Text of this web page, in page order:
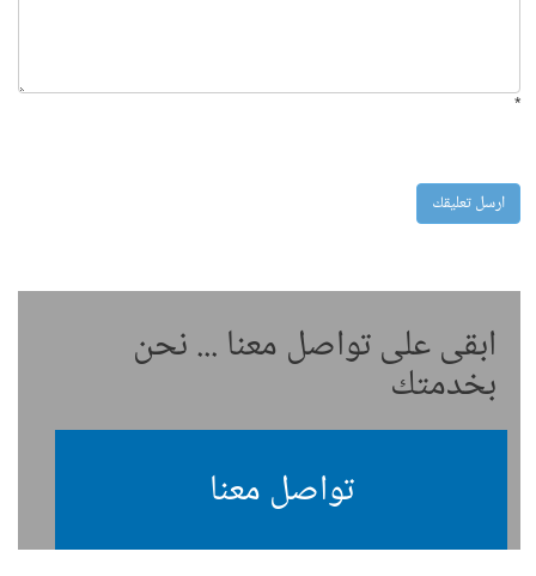
*
ابقى على تواصل معنا ... نحن
بخدمتك
تواصل معنا